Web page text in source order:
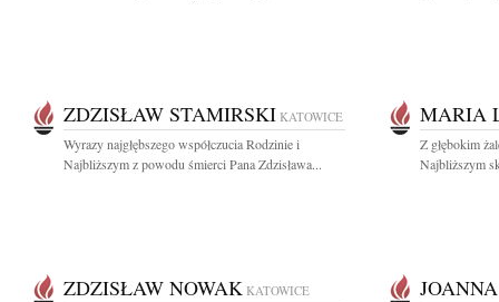
ZDZISŁAW STAMIRSKI KATOWICE
Wyrazy najgłębszego współczucia Rodzinie i
Najbliższym z powodu śmierci Pana Zdzisława...
MARIA
Z głębokim
Najbliższym
ZDZISŁAW NOWAK KATOWICE